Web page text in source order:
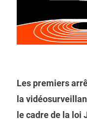
Les premiers
la
le cadre de la loi